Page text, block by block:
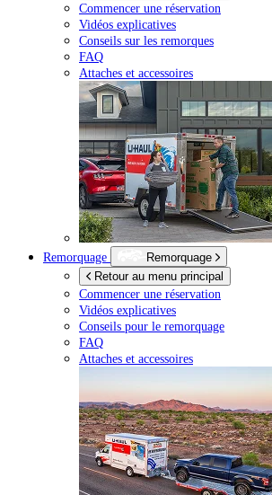
Commencer une réservation
Vidéos explicatives
Conseils sur les remorques
FAQ
Attaches et accessoires
Remorquage
Remorquage
Retour au menu principal
Commencer une réservation
Vidéos explicatives
Conseils pour le remorquage
FAQ
Attaches et accessoires